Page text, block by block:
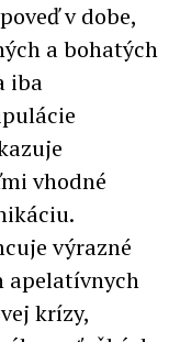
v dobe,
a bohatých
iba
vhodné
výrazné
apelatívnych
krízy,